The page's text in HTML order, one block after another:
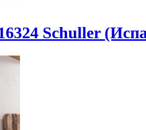
Schuller